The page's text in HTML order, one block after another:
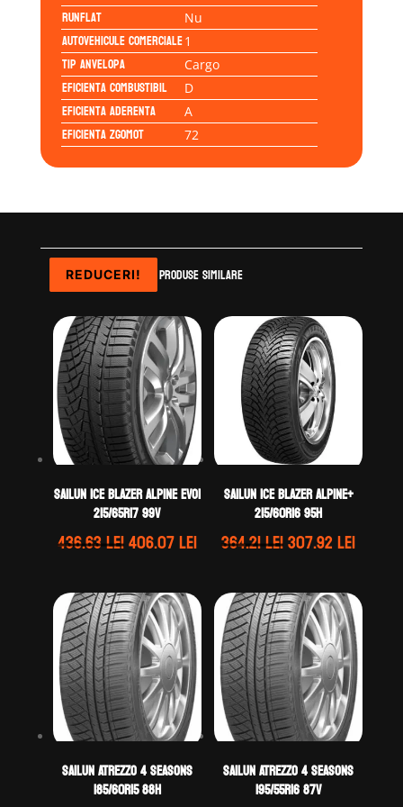
Runflat Nu
Autovehicule comerciale1
Tip anvelopa Cargo
Eficienta Combustibil D
Eficienta Aderenta A
Eficienta Zgomot 72
Produse similare
REDUCERI!
Sailun ICE BLAZER ALPINE EVO1
215/65R17 99V
436.63leiPrețul
a
fost:
436.63 lei.
406.07leiPrețul
este:
406.07 lei.
REDUCERI!
Sailun ICE BLAZER ALPINE+
215/60R16 95H
364.21leiPrețul
a
fost:
364.21 lei.
307.92leiPrețul
este:
REDUCERI!
Sailun ATREZZO 4 SEASONS
185/60R15 88H
REDUCERI!
Sailun ATREZZO 4 SEASONS
195/55R16 87V